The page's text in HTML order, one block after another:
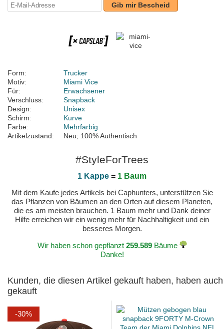
Gib mir Bescheid
Form:
Trucker
Motiv:
Miami Vice
Für:
Erwachsener
Verschluss:
Snapback
Design:
Unisex
Schirm:
Kurve
Farbe:
Mehrfarbig
Artikelzustand:
Neu; 100% Authentisch
#StyleForTrees
1 Kappe = 1 Baum
Mit dem Kaufe jedes Artikels bei Caphunters, unterstützen Sie
das Pflanzen von Bäumen an den Orten auf diesem Planeten,
die es am meisten brauchen. 1 Baum mehr und Dank deiner
Hilfe erreichen wir ein wenig mehr für Nachhaltigkeit und ein
besseres Morgen.
Wir haben schon gepflanzt 259.589Bäume
Danke!
Kunden, die diesen Artikel gekauft haben, haben auch
gekauft
-30%